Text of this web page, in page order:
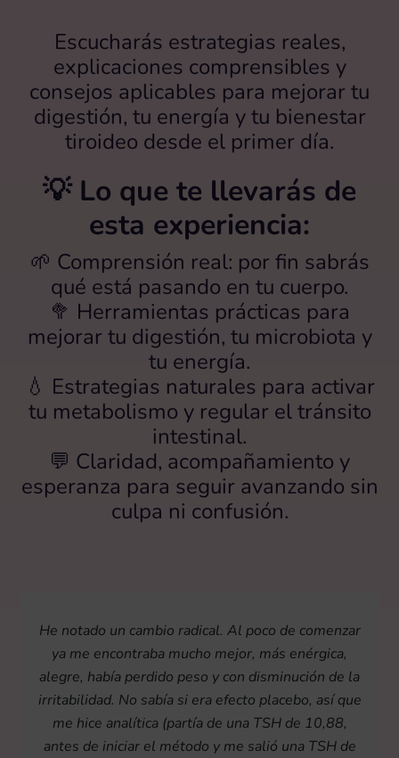
Escucharás estrategias reales,
explicaciones comprensibles y
consejos aplicables para mejorar tu
digestión, tu energía y tu bienestar
tiroideo desde el primer día.
💡 Lo que te llevarás de
esta experiencia:
🌱 Comprensión real: por fin sabrás
qué está pasando en tu cuerpo.
🥦 Herramientas prácticas para
mejorar tu digestión, tu microbiota y
tu energía.
💧 Estrategias naturales para activar
tu metabolismo y regular el tránsito
intestinal.
💬 Claridad, acompañamiento y
esperanza para seguir avanzando sin
culpa ni confusión.
He notado un cambio radical. Al poco de comenzar
ya me encontraba mucho mejor, más enérgica,
alegre, había perdido peso y con disminución de la
irritabilidad. No sabía si era efecto placebo, así que
me hice analítica (partía de una TSH de 10,88,
antes de iniciar el método y me salió una TSH de